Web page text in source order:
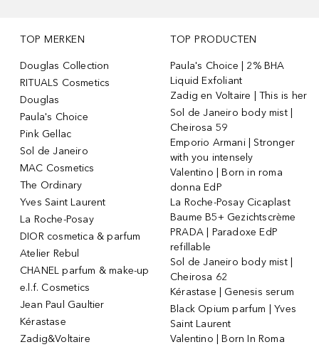
TOP MERKEN
Douglas Collection
RITUALS Cosmetics
Douglas
Paula's Choice
Pink Gellac
Sol de Janeiro
MAC Cosmetics
The Ordinary
Yves Saint Laurent
La Roche-Posay
DIOR cosmetica & parfum
Atelier Rebul
CHANEL parfum & make-up
e.l.f. Cosmetics
Jean Paul Gaultier
Kérastase
Zadig&Voltaire
TOP PRODUCTEN
Paula's Choice | 2% BHA
Liquid Exfoliant
Zadig en Voltaire | This is her
Sol de Janeiro body mist |
Cheirosa 59
Emporio Armani | Stronger
with you intensely
Valentino | Born in roma
donna EdP
La Roche-Posay Cicaplast
Baume B5+ Gezichtscrème
PRADA | Paradoxe EdP
refillable
Sol de Janeiro body mist |
Cheirosa 62
Kérastase | Genesis serum
Black Opium parfum | Yves
Saint Laurent
Valentino | Born In Roma